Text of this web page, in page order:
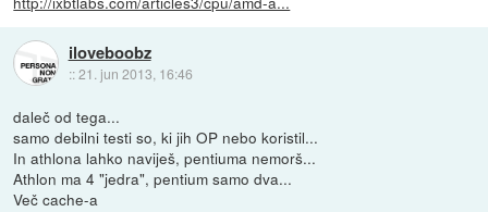
iloveboobz
::21. jun 2013, 16:46
daleč od tega...
samo debilni testi so, ki jih OP nebo koristil...
In athlona lahko naviješ, pentiuma nemorš...
Athlon ma 4 "jedra", pentium samo dva...
Več cache-a